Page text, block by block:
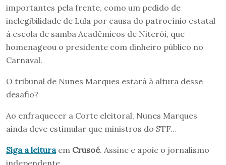
importantes pela frente, como um pedido de
inelegibilidade de Lula por causa do patrocínio estatal
à escola de samba Acadêmicos de Niterói, que
homenageou o presidente com dinheiro público no
Carnaval.
O tribunal de Nunes Marques estará à altura desse
desafio?
Ao enfraquecer a Corte eleitoral, Nunes Marques
ainda deve estimular que ministros do STF…
Siga a leituraem Crusoé. Assine e apoie o jornalismo